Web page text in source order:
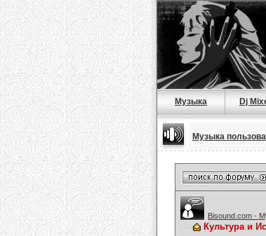
Музыка Dj
Музыка
Bisound.com -
Культура и